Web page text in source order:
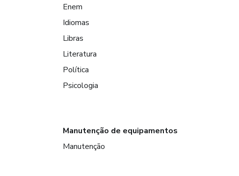
Enem
Idiomas
Libras
Literatura
Política
Psicologia
Manutenção de equipamentos
Manutenção